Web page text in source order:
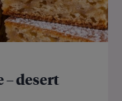
– desert